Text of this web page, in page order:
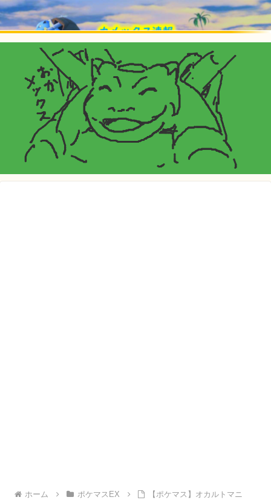
ホーム ポケマスEX
【ポケマス】オカルトマニ